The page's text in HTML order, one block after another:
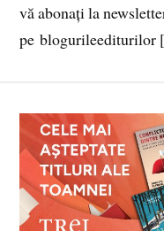
vă abonați la
pe